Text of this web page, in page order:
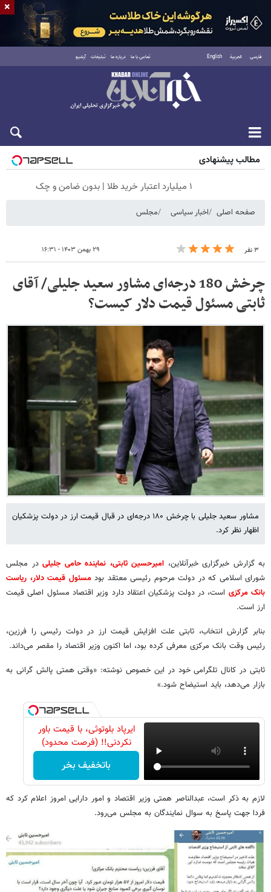
فارسی العربية English تماس با ما درباره ما تبلیغات آرشیو
پنجشنبه ۱۵ مرداد ۱۴۰۵
مطالب پیشنهادی
۱ میلیارد اعتبار خرید طلا | بدون ضامن و چک
صفحه اصلی اخبار سیاسی مجلس
۳ نفر ۲۹ بهمن ۱۴۰۳ - ۱۶:۳۱
چرخش 180 درجه‌ای مشاور سعید جلیلی/ آقای
ثابتی مسئول قیمت دلار کیست؟
مشاور سعید جلیلی با چرخش ۱۸۰ درجه‌ای در قبال قیمت ارز در دولت پزشکیان
اظهار نظر کرد.
به گزارش خبرگزاری خبرآنلاین، امیرحسین ثابتی، نماینده حامی جلیلی در مجلس
شورای اسلامی که در دولت مرحوم رئیسی معتقد بودمسئول قیمت دلار، ریاست
بانک مرکزی است، در دولت پزشکیان اعتقاد دارد وزیر اقتصاد مسئول اصلی قیمت
ارز است.
بنابر گزارش انتخاب، ثابتی علت افزایش قیمت ارز در دولت رئیسی را فرزین،
رئیس وقت بانک مرکزی معرفی کرده بود، اما اکنون وزیر اقتصاد را مقصر می‌داند.
ثابتی در کانال تلگرامی خود در این خصوص نوشته: «وقتی همتی پالش گرانی به
بازار می‌دهد، باید استیضاح شود.»
ایرپاد بلوتوثی، با قیمت باور
نکردنی!! (فرصت محدود)
باتخفیف بخر
لازم به ذکر است، عبدالناصر همتی وزیر اقتصاد و امور دارایی امروز اعلام کرد که
فردا جهت پاسخ به سوال نمایندگان به مجلس می‌رود.
×